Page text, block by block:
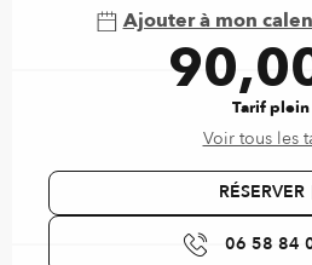
Ajouter à mon
Tarif plein
Voir tous les
RÉSERVER
06 58 84